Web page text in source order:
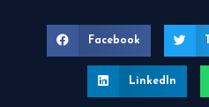
Facebook
LinkedIn